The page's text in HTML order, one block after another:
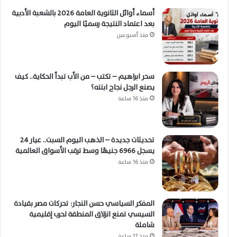
أسماء أوائل الثانوية العامة 2026 بالشعبة الأدبية
بعد اعتماد النتيجة رسميًا اليوم
منذ أسبوعين
سحر ابراهيم – تكتب – من الأب تبدأ الحكاية.. كيف
يصنع الرجل نجاح ابنته؟
منذ 16 ساعة
تحديثات جديدة – الذهب اليوم السبت.. عيار 24
يسجل 6966 جنيهًا وسط ترقب الأسواق العالمية
منذ 16 ساعة
المفكر السياسي حسن النجار: تحركات مصر بقيادة
السيسي تمنع انزلاق المنطقة لحرب إقليمية
شاملة